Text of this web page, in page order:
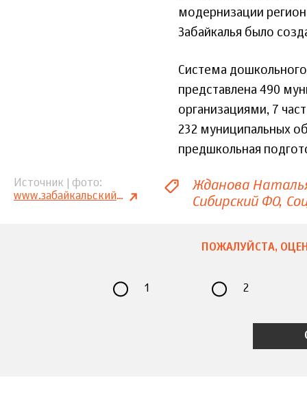
модернизации
Забайкалья было
Система дошкольного
представлена 490
организациями, 7
232 муниципальных
предшкольная
Источник | фото
www.забайкальскийкрай.рф
Жданова
Сибирский ФО
ПОЖАЛУЙСТА,
1 2